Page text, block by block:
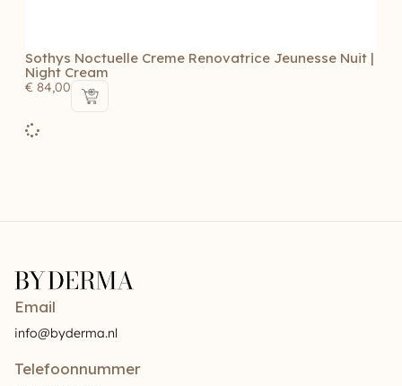
Sothys Noctuelle Creme Renovatrice Jeunesse Nuit |
Night Cream
€ 84,00
Email
info@byderma.nl
Telefoonnummer